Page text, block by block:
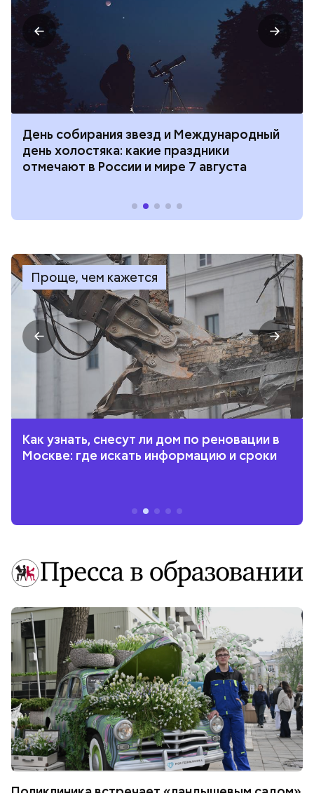
День собирания звезд и Международный
день холостяка: какие праздники
отмечают в России и мире 7 августа
Проще, чем кажется
Как узнать, снесут ли дом по реновации в
Москве: где искать информацию и сроки